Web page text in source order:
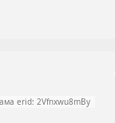
erid: 2Vfnxwu8mBy